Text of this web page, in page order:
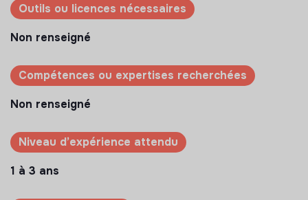
Outils ou licences nécessaires
Non renseigné
Compétences ou expertises recherchées
Non renseigné
Niveau d’expérience attendu
1 à 3 ans